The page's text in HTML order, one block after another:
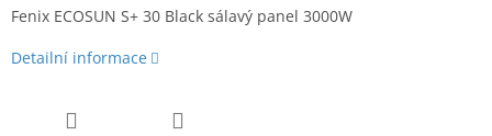
Fenix ECOSUN S+ 30 Black sálavý panel 3000W
Detailní informace